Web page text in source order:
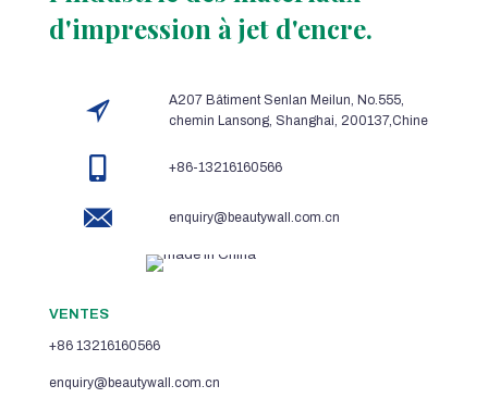
d'impression à jet d'encre.
A207 Bâtiment Senlan Meilun, No.555,
chemin Lansong, Shanghai, 200137,Chine
+86-13216160566
enquiry@beautywall.com.cn
VENTES
+86 13216160566
enquiry@beautywall.com.cn